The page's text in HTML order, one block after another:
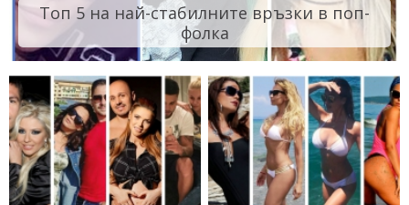
Топ 5 на най-стабилните връзки в поп-
фолка